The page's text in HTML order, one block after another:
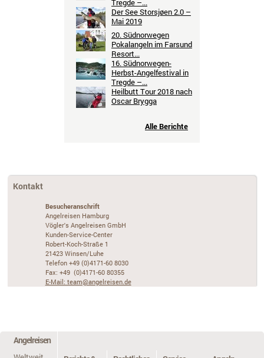
Tregde –...
Der See Storsjøen 2.0 –
Mai 2019
20. Südnorwegen
Pokalangeln im Farsund
Resort...
16. Südnorwegen-
Herbst-Angelfestival in
Tregde –...
Heilbutt Tour 2018 nach
Oscar Brygga
Alle Berichte
Kontakt
Besucheranschrift
Angelreisen Hamburg
Vögler's Angelreisen GmbH
Kunden-Service-Center
Robert-Koch-Straße 1
21423 Winsen/Luhe
Telefon +49 (0)4171-60 8030
Fax: +49 (0)4171-60 80355
E-Mail: team@angelreisen.de
Angelreisen